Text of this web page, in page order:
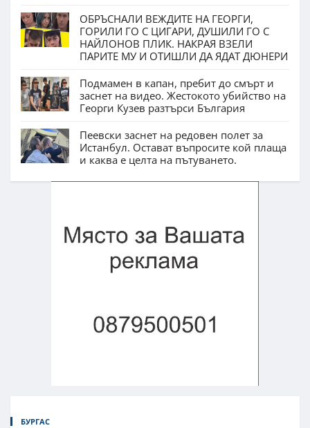
ОБРЪСНАЛИ ВЕЖДИТЕ НА ГЕОРГИ,
ГОРИЛИ ГО С ЦИГАРИ, ДУШИЛИ ГО С
НАЙЛОНОВ ПЛИК. НАКРАЯ ВЗЕЛИ
ПАРИТЕ МУ И ОТИШЛИ ДА ЯДАТ ДЮНЕРИ
Подмамен в капан, пребит до смърт и
заснет на видео. Жестокото убийство на
Георги Кузев разтърси България
Пеевски заснет на редовен полет за
Истанбул. Остават въпросите кой плаща
и каква е целта на пътуването.
БУРГАС